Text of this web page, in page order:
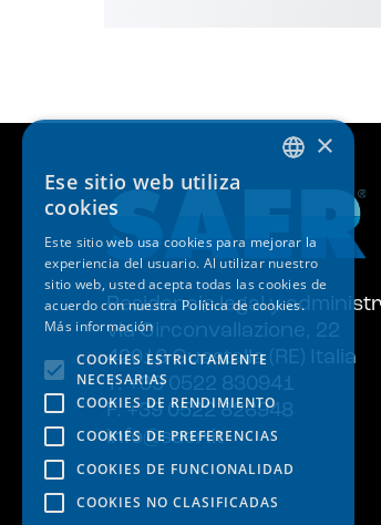
Residencia legal y
via Circonvallazione, 22
42016 Guastalla (RE) Italia
T. +39 0522 830941
F. +39 0522 826948
info@saer.it
SPANISH
GERMAN
FRENCH
×
Ese sitio web utiliza
cookies
Este sitio web usa cookies para mejorar la
experiencia del usuario. Al utilizar nuestro
sitio web, usted acepta todas las cookies de
acuerdo con nuestra Política de cookies.
Más información
COOKIES ESTRICTAMENTE
NECESARIAS
COOKIES DE RENDIMIENTO
COOKIES DE PREFERENCIAS
COOKIES DE FUNCIONALIDAD
COOKIES NO CLASIFICADAS